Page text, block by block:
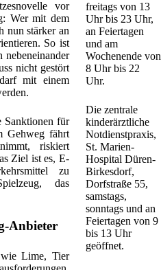
vor
Wer mit dem
nun stärker an
So ist
nebeneinander
nicht gestört
mit einem
Sanktionen für
Gehweg fährt
riskiert
Ziel ist es, E-
zu
das
Anbieter
wie Lime, Tier
freitags von 13
Uhr bis 23 Uhr,
an Feiertagen
und am
Wochenende von
8 Uhr bis 22
Uhr.
Die zentrale
kinderärztliche
Notdienstpraxis,
St. Marien-
Hospital Düren-
Birkesdorf,
Dorfstraße 55,
samstags,
sonntags und an
Feiertagen von 9
bis 13 Uhr
geöffnet.